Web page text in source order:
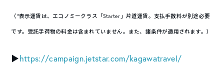
（*表示運賃は、エコノミークラス「Starter」片道運賃。支払手数料が別途必要
です。受託手荷物の料金は含まれていません。また、諸条件が適用されます。）
▶︎https://campaign.jetstar.com/kagawatravel/